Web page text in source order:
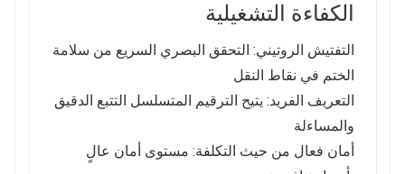
الكفاءة التشغيلية
التفتيش الروتيني: التحقق البصري السريع من سلامة
الختم في نقاط النقل
التعريف الفريد: يتيح الترقيم المتسلسل التتبع الدقيق
والمساءلة
أمان فعال من حيث التكلفة: مستوى أمان عالٍ